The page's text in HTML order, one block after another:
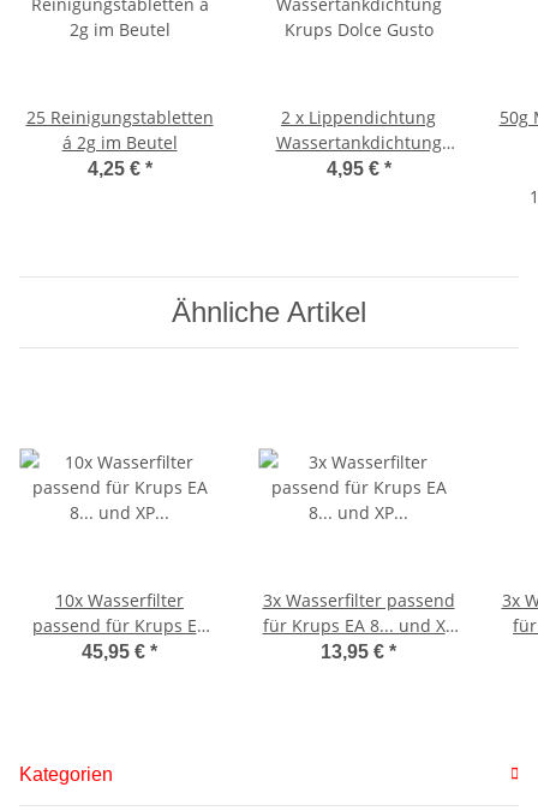
25 Reinigungstabletten
á 2g im Beutel
4,25 € *
2 x Lippendichtung
Wassertankdichtung
Krups Dolce Gusto
4,95 € *
50g
Ähnliche Artikel
10x Wasserfilter
passend für Krups EA
8... und XP schraubbar
45,95 € *
3x Wasserfilter passend
für Krups EA 8... und XP
schraubbar
13,95 € *
3x
für
Kategorien